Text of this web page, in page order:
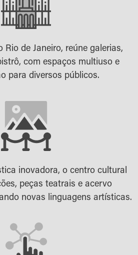
de Janeiro, reúne galerias,
com espaços multiuso e
para diversos públicos.
inovadora, o centro cultural
peças teatrais e acervo
novas linguagens artísticas.